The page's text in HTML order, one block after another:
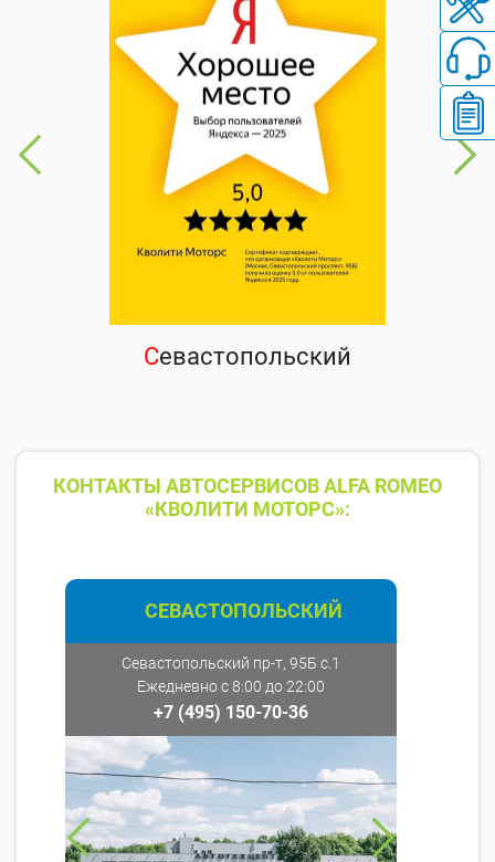
Севастопольский
КОНТАКТЫ АВТОСЕРВИСОВ ALFA ROMEO
«КВОЛИТИ МОТОРС»:
СЕВАСТОПОЛЬСКИЙ
Севастопольский пр-т, 95Б с.1
Ежедневно с 8:00 до 22:00
+7 (495) 150-70-36